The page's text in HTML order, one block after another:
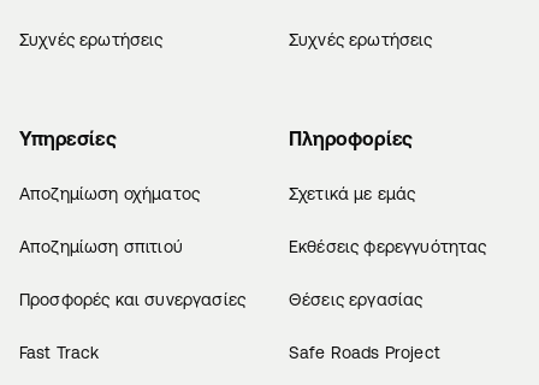
Συχνές ερωτήσεις Συχνές ερωτήσεις
Υπηρεσίες
Αποζημίωση οχήματος
Αποζημίωση σπιτιού
Προσφορές και συνεργασίες
Fast Track
Πληροφορίες
Σχετικά με εμάς
Εκθέσεις φερεγγυότητας
Θέσεις εργασίας
Safe Roads Project